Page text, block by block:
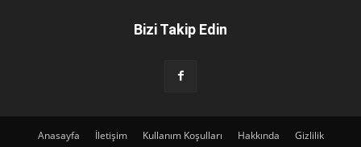
Bizi Takip Edin
Anasayfa İletişim Kullanım Koşulları Hakkında Gizlilik